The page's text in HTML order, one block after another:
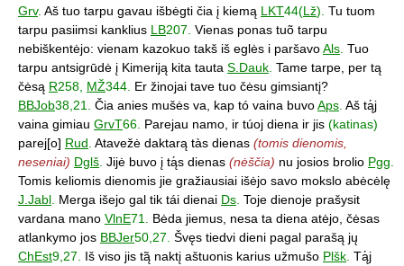
Grv. Aš tuo tarpu gavau išbėgti čia į kiemą LKT44(Lž). Tu tuom
tarpu pasiimsi kanklius LB207. Vienas ponas tuõ tarpu
nebiškentėjo: vienam kazokuo takš iš eglės i paršavoAls Tuo
tarpu antsigrūdė į Kimeriją kita tauta S.Dauk Tame tarpe, per tą
čėsą R258, MŽ344. Er žinojai tave tuo čėsu gimsiantį?
BBJob38,21. Čia anies mušės va, kap tó vaina buvoAps Aš tą́j
vaina gimiau GrvT66. Parejau namo, ir túoj diena ir jis (katinas)
parej[o] Rud Atavežė daktarą tàs dienas (tomis dienomis,
neseniai) Dglš Jijė buvo į tą́s dienas (nėščia) nu josios brolio Pgg
Tomis keliomis dienomis jie gražiausiai išėjo savo mokslo abėcėlę
J.Jabl Merga išejo gal tik tái dienai Ds Toje dienoje prašysit
vardana mano VlnE71.
Bėda jiemus, nesa ta diena atėjo, čėsas
atlankymo jos BBJer50,27. Švęs tiedvi dieni pagal parašą jų
ChEst9,27. Iš viso jis tą̃ naktį aštuonis karius užmušo Plšk Tą́j